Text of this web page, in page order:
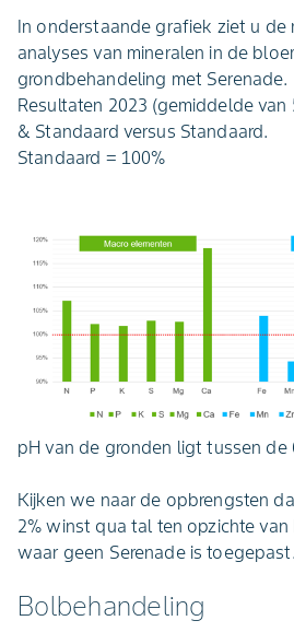
In onderstaande grafiek ziet u de
analyses van mineralen in de
grondbehandeling met Serenade.
Resultaten 2023 (gemiddelde van
& Standaard versus Standaard.
Standaard = 100%
pH van de gronden ligt tussen de
Kijken we naar de opbrengsten
2% winst qua tal ten opzichte
waar geen Serenade is toegepast.
Bolbehandeling